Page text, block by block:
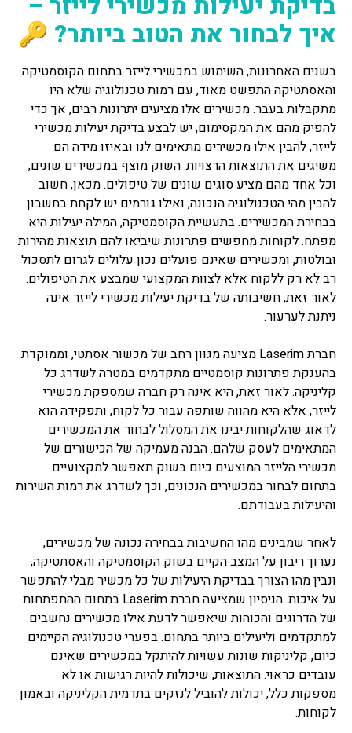
איך לבחור את הטוב ביותר? 🔑
בשנים האחרונות, השימוש במכשירי לייזר בתחום הקוסמטיקה
והאסתטיקה התפשט מאוד, עם רמות טכנולוגיה שלא היו
מתקבלות בעבר. מכשירים אלו מציעים יתרונות רבים, אך כדי
להפיק מהם את המקסימום, יש לבצע בדיקת יעילות מכשירי
לייזר, להבין אילו מכשירים מתאימים לנו ובאיזו מידה הם
משיגים את התוצאות הרצויות. השוק מוצף במכשירים שונים,
וכל אחד מהם מציע סוגים שונים של טיפולים. מכאן, חשוב
להבין מהי הטכנולוגיה הנכונה, ואילו גורמים יש לקחת בחשבון
בבחירת המכשירים. בתעשיית הקוסמטיקה, המילה יעילות היא
מפתח. לקוחות מחפשים פתרונות שיביאו להם תוצאות מהירות
ובולטות, ומכשירים שאינם פועלים נכון עלולים לגרום לתסכול
רב לא רק ללקוח אלא לצוות המקצועי שמבצע את הטיפולים.
לאור זאת, חשיבותה של בדיקת יעילות מכשירי לייזר אינה
ניתנת לערעור.
חברת Laserim מציעה מגוון רחב של מכשור אסתטי, וממוקדת
בהענקת פתרונות קוסמטיים מתקדמים במטרה לשדרג כל
קליניקה. לאור זאת, היא אינה רק חברה שמספקת מכשירי
לייזר, אלא היא מהווה שותפה עבור כל לקוח, ותפקידה הוא
לדאוג שהלקוחות יבינו את המסלול לבחור את המכשירים
המתאימים לעסק שלהם. הבנה מעמיקה של הכישורים של
מכשירי הלייזר המוצעים כיום בשוק תאפשר למקצועיים
בתחום לבחור במכשירים הנכונים, וכך לשדרג את רמות השירות
והיעילות בעבודתם.
לאחר שמבינים מהו החשיבות בבחירה נכונה של מכשירים,
נערוך ריבון על המצב הקיים בשוק הקוסמטיקה והאסתטיקה,
ונבין מהו הצורך בבדיקת היעילות של כל מכשיר מבלי להתפשר
על איכות. הניסיון שמציעה חברת Laserim בתחום ההתפתחות
של הדרוגים והכוהות שיאפשר לדעת אילו מכשירים נחשבים
למתקדמים וליעילים ביותר בתחום. בפערי טכנולוגיה הקיימים
כיום, קליניקות שונות עשויות להיתקל במכשירים שאינם
עובדים כראוי. התוצאות, שיכולות להיות רגישות או לא
מספקות כלל, יכולות להוביל לנזקים בתדמית הקליניקה ובאמון
לקוחות.